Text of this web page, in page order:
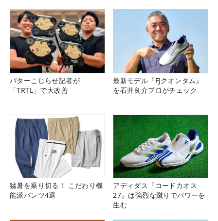
パターこじらせ記者が
「TRTL」で大改善
最新モデル『FJクオンタム』
を石井良介プロがチェック
猛暑を乗り切る！ こだわり機
能派パンツ4選
アディダス『コードカオス
27』は強烈な蹴りでパワーを
生む